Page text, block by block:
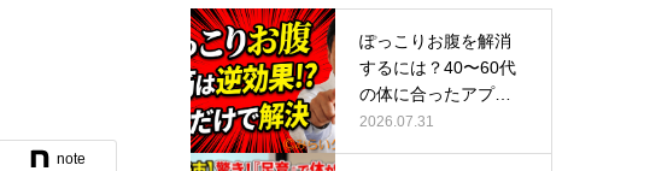
note
ぽっこりお腹を解消
するには？40〜60代
の体に合ったアプロ
ーチ
2026.07.31